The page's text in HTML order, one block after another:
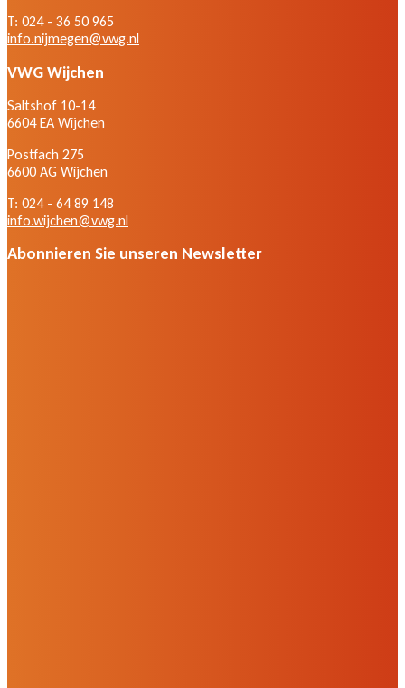
T: 024 - 36 50 965
info.nijmegen@vwg.nl
VWG Wijchen
Saltshof 10-14
6604 EA Wijchen
Postfach 275
6600 AG Wijchen
T: 024 - 64 89 148
info.wijchen@vwg.nl
Abonnieren Sie unseren Newsletter